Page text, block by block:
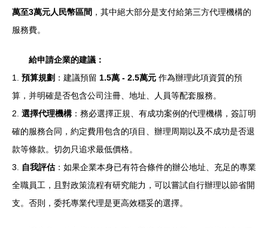
萬至3萬元人民幣區間 ，其中絕大部分是支付給第三方代理機構的
服務費。
給申請企業的建議：
1. 預算規劃 ：建議預留 1.5萬 - 2.5萬元 作為辦理此項資質的預
算，并明確是否包含公司注冊、地址、人員等配套服務。
2. 選擇代理機構：務必選擇正規、有成功案例的代理機構，簽訂明
確的服務合同，約定費用包含的項目、辦理周期以及不成功是否退
款等條款。切勿只追求最低價格。
3.
自我評估：如果企業本身已有符合條件的辦公地址、充足的專業
全職員工，且對政策流程有研究能力，可以嘗試自行辦理以節省開
支。否則，委托專業代理是更高效穩妥的選擇。